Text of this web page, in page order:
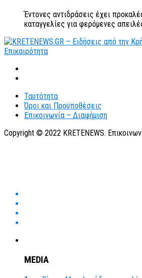
Έντονες αντιδράσεις έχει
καταγγελίες για φερόμενες
Ταυτότητα
Όροι και Προϋποθέσεις
Επικοινωνία – Διαφήμιση
Copyright © 2022 KRETENEWS.
MEDIA